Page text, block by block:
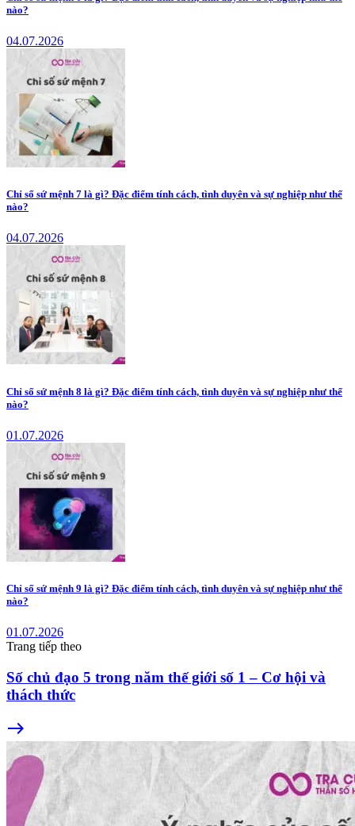
nào?
04.07.2026
Chỉ số sứ mệnh 7 là gì? Đặc điểm tính cách, tình duyên và sự nghiệp như thế
nào?
04.07.2026
Chỉ số sứ mệnh 8 là gì? Đặc điểm tính cách, tình duyên và sự nghiệp như thế
nào?
01.07.2026
Chỉ số sứ mệnh 9 là gì? Đặc điểm tính cách, tình duyên và sự nghiệp như thế
nào?
01.07.2026
Trang tiếp theo
Số chủ đạo 5 trong năm thế giới số 1 – Cơ hội và
thách thức
east